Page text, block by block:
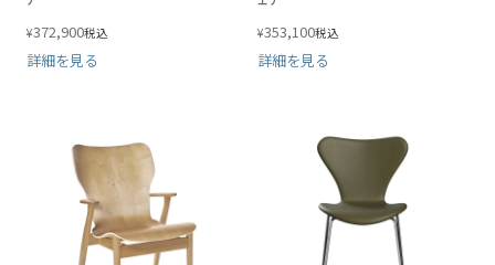
¥372,900税込
詳細を見る
¥353,100税込
詳細を見る